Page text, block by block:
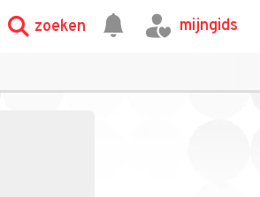
zoeken mijngids